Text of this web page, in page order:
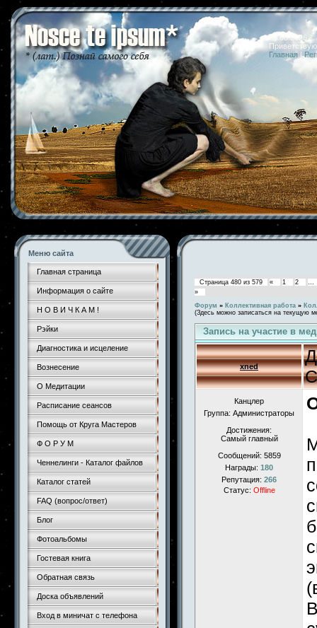
08.08.2026
Главная |
Меню сайта
Главная страница
Информация о сайте
Н О В И Ч К А М !
Рэйки
Диагностика и исцеление
Вознесение
О Медитации
Расписание сеансов
Помощь от Круга Мастеров
Ф О Р У М
Ченнелинги - Каталог файлов
Каталог статей
FAQ (вопрос/ответ)
Блог
Фотоальбомы
Гостевая книга
Обратная связь
Доска объявлений
Вход в миничат с телефона
Страница 480 из 579 « 1 2
…
»
Форум » Коллективная работа »
(Здесь можно записаться на текущую
Запись на участие в
xned
Канцлер
Группа: Администраторы
Достижения:
Самый главный
Сообщений: 5859
Награды: 180
Репутация: 266
Статус: Offline